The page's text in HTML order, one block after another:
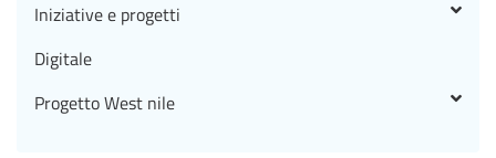
Iniziative e progetti
Digitale
Progetto West nile